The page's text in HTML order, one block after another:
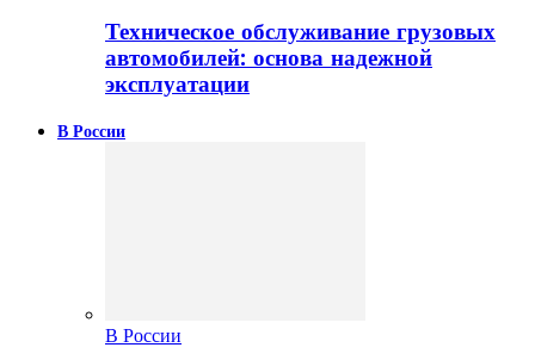
Техническое обслуживание грузовых
автомобилей: основа надежной
эксплуатации
В России
В России